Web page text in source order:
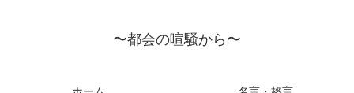
〜都会の喧騒から〜